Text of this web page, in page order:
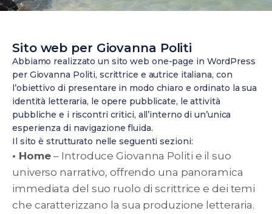
Sito web per Giovanna Politi
Abbiamo realizzato un sito web one-page in WordPress
per Giovanna Politi, scrittrice e autrice italiana, con
l’obiettivo di presentare in modo chiaro e ordinato la sua
identità letteraria, le opere pubblicate, le attività
pubbliche e i riscontri critici, all’interno di un’unica
esperienza di navigazione fluida.
Il sito è strutturato nelle seguenti sezioni:
• Home– Introduce Giovanna Politi e il suo
universo narrativo, offrendo una panoramica
immediata del suo ruolo di scrittrice e dei temi
che caratterizzano la sua produzione letteraria.